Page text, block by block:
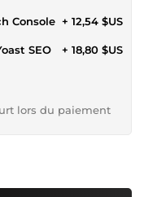
Console + 12,54 $US
SEO + 18,80 $US
lors du paiement